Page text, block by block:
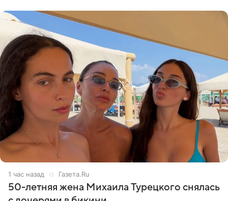
1 час назад Газета.Ru
50-летняя жена Михаила Турецкого снялась